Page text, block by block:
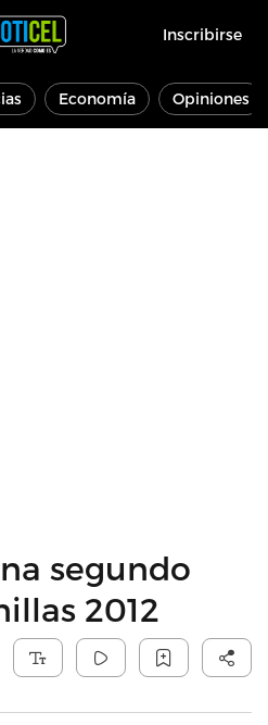
Inscribirse
Economía Opiniones
segundo
2012